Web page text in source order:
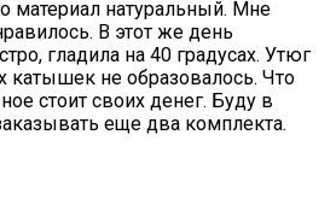
материал натуральный. Мне
В этот же день
гладила на 40 градусах. Утюг
катышек не образовалось. Что
стоит своих денег. Буду в
еще два комплекта.